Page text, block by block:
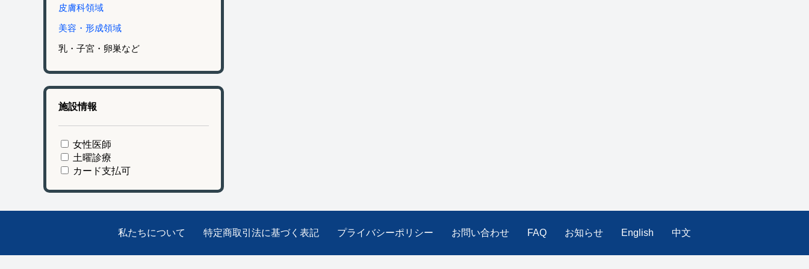
皮膚科領域
美容・形成領域
乳・子宮・卵巣など
施設情報
女性医師
土曜診療
カード支払可
私たちについて 特定商取引法に基づく表記 プライバシーポリシー お問い合わせ FAQ お知らせ English 中文